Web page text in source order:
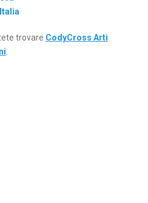
trovare CodyCross Arti
.